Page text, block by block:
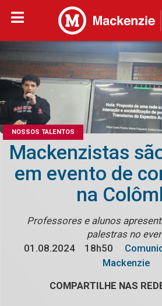
NOSSOS TALENTOS
Mackenzistas
em evento de
na
Professores e alunos
palestras no
01.08.2024
18h50
Mackenzie
COMPARTILHE NAS